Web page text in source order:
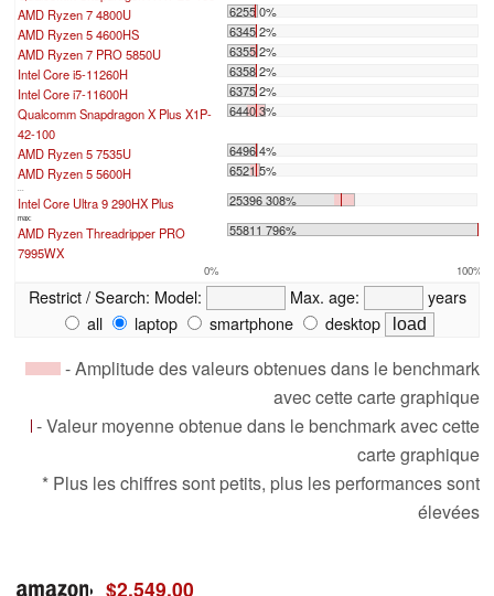
AMD Ryzen 7 4800U
6255 0%
AMD Ryzen 5 4600HS
6345 2%
AMD Ryzen 7 PRO 5850U
6355 2%
Intel Core i5-11260H
6358 2%
Intel Core i7-11600H
6375 2%
Qualcomm Snapdragon X Plus X1P-
42-100
6440 3%
AMD Ryzen 5 7535U
6496 4%
AMD Ryzen 5 5600H
6521 5%
...
Intel Core Ultra 9 290HX Plus 25396 308%
max:
AMD Ryzen Threadripper PRO
7995WX
55811 796%
0% 100%
Restrict / Search: Model: Max. age:
years
all
laptop smartphone desktop
- Amplitude des valeurs obtenues dans le benchmark
avec cette carte graphique
- Valeur moyenne obtenue dans le benchmark avec cette
carte graphique
* Plus les chiffres sont petits, plus les performances sont
élevées
$2,549.00